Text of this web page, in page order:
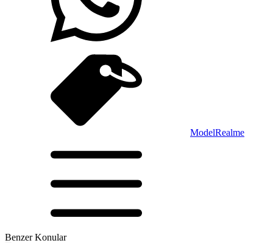
ModelRealme
Benzer Konular